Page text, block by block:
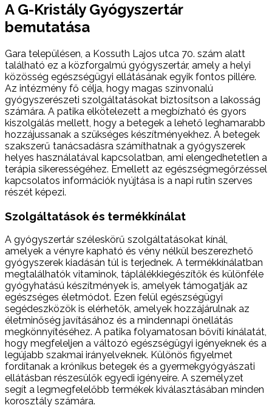
A G-Kristály Gyógyszertár
bemutatása
Gara településen, a Kossuth Lajos utca 70. szám alatt
található ez a közforgalmú gyógyszertár, amely a helyi
közösség egészségügyi ellátásának egyik fontos pillére.
Az intézmény fő célja, hogy magas színvonalú
gyógyszerészeti szolgáltatásokat biztosítson a lakosság
számára. A patika elkötelezett a megbízható és gyors
kiszolgálás mellett, hogy a betegek a lehető leghamarabb
hozzájussanak a szükséges készítményekhez. A betegek
szakszerű tanácsadásra számíthatnak a gyógyszerek
helyes használatával kapcsolatban, ami elengedhetetlen a
terápia sikerességéhez. Emellett az egészségmegőrzéssel
kapcsolatos információk nyújtása is a napi rutin szerves
részét képezi.
Szolgáltatások és termékkínálat
A gyógyszertár széleskörű szolgáltatásokat kínál,
amelyek a vényre kapható és vény nélkül beszerezhető
gyógyszerek kiadásán túl is terjednek. A termékkínálatban
megtalálhatók vitaminok, táplálékkiegészítők és különféle
gyógyhatású készítmények is, amelyek támogatják az
egészséges életmódot. Ezen felül egészségügyi
segédeszközök is elérhetők, amelyek hozzájárulnak az
életminőség javításához és a mindennapi önellátás
megkönnyítéséhez. A patika folyamatosan bővíti kínálatát,
hogy megfeleljen a változó egészségügyi igényeknek és a
legújabb szakmai irányelveknek. Különös figyelmet
fordítanak a krónikus betegek és a gyermekgyógyászati
ellátásban részesülők egyedi igényeire. A személyzet
segít a legmegfelelőbb termékek kiválasztásában minden
korosztály számára.